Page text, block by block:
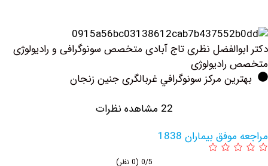
نظری تاج آبادی متخصص سونوگرافی و رادیولوژی
مرکز سونوگرافي غربالگری جنین زنجان
بیماران 1838